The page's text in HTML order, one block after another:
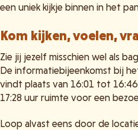
een uniek kijkje binnen in het
Kom kijken, voelen,
Zie jij jezelf misschien wel als
De informatiebijeenkomst bij
vindt plaats van 16:01 tot
17:28 uur ruimte voor een
Loop alvast eens door de